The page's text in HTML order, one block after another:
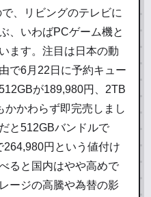
、リビングのテレビに
、いわばPCゲーム機と
ます。注目は日本の動
で6月22日に予約キュー
が189,980円、2TB
かかわらず即完売しまし
と512GBバンドルで
円という値付け
ると国内はやや高めで
ージの高騰や為替の影